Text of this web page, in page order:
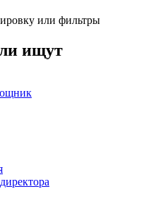
или фильтры
ищут